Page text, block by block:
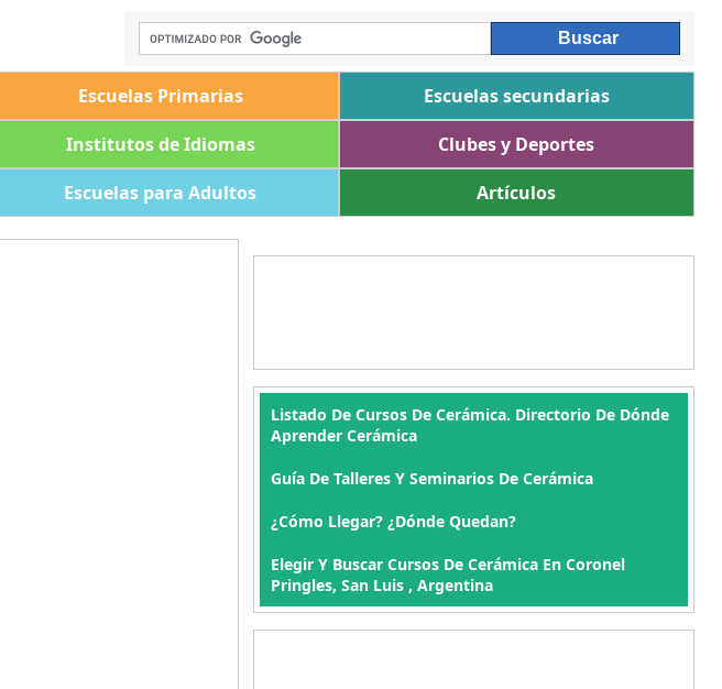
Escuelas Primarias
Escuelas secundarias
Institutos de Idiomas
Clubes y Deportes
Escuelas para Adultos Artículos
Listado De Cursos De Cerámica. Directorio De Dónde
Aprender Cerámica
Guía De Talleres Y Seminarios De Cerámica
¿Cómo Llegar? ¿Dónde Quedan?
Elegir Y Buscar Cursos De Cerámica En Coronel
Pringles, San Luis , Argentina